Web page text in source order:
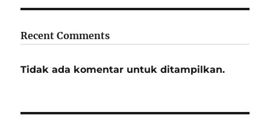
Recent Comments
Tidak ada komentar untuk ditampilkan.